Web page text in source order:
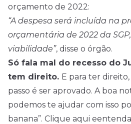
orçamento de 2022:
“A despesa será incluída na
orçamentária de 2022 da
viabilidade”, disse o órgão.
Só fala mal do recesso do
tem direito. E para ter
passo é ser aprovado. A boa
podemos te ajudar com isso
banana”. Clique aqui e